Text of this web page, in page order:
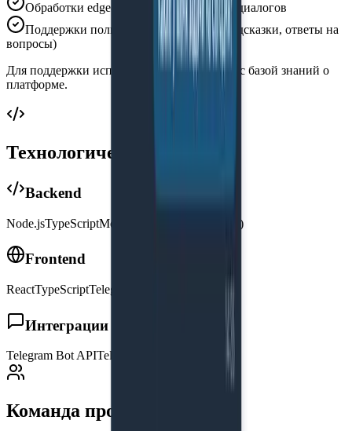
Обработки edge-кейсов и уточняющих диалогов
Поддержки пользователей (справка, подсказки, ответы на
вопросы)
Для поддержки используется RAG-подход
с базой знаний о
платформе.
Технологический стек
Backend
Node.jsTypeScriptMongoDB LLM (GPT)
Frontend
ReactTypeScriptTelegram Mini App
Интеграции
Telegram Bot APITelegram Mini Apps
Команда проекта